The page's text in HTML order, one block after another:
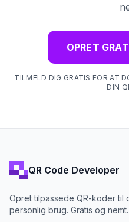
OPRET
TILMELD DIG GRATIS FOR AT
DIN
QR Code Developer
Opret tilpassede QR-koder til
personlig brug. Gratis og nemt.